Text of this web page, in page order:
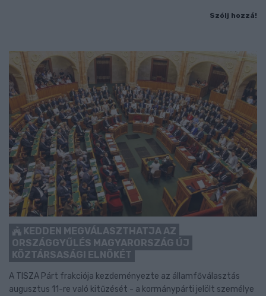
Szólj hozzá!
KEDDEN MEGVÁLASZTHATJA AZ
ORSZÁGGYŰLÉS MAGYARORSZÁG ÚJ
KÖZTÁRSASÁGI ELNÖKÉT
A TISZA Párt frakciója kezdeményezte az államfőválasztás
augusztus 11-re való kitűzését - a kormánypárti jelölt személye